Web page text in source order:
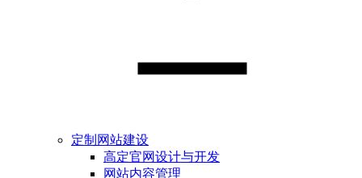
定制网站建设
高定官网设计与开发
网站内容管理